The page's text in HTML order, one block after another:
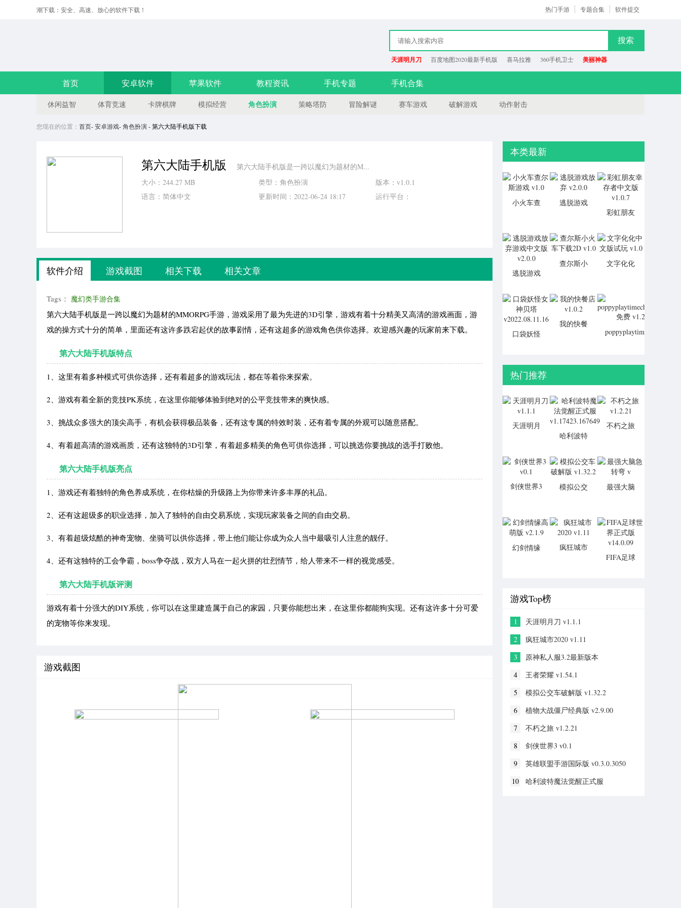
潮下载：安全、高速、放心的软件下载！ 软件提交
专题合集
热门手游
搜索
天涯明月刀 百度地图2020最新手机版 喜马拉雅 360手机卫士 美丽神器
首页 安卓软件 苹果软件 教程资讯 手机专题 手机合集
休闲益智 体育竞速 卡牌棋牌 模拟经营 角色扮演 策略塔防 冒险解谜 赛车游戏 破解游戏 动作射击
您现在的位置： 首页-安卓游戏-角色扮演- 第六大陆手机版下载
第六大陆手机版
第六大陆手机版是一跨以魔幻为题材的M...
大小：244.27 MB
类型：角色扮演
版本：v1.0.1
语言：简体中文
更新时间：2022-06-24 18:17 运行平台：
软件介绍 游戏截图 相关下载 相关文章
Tags： 魔幻类手游合集
第六大陆手机版是一跨以魔幻为题材的MMORPG手游，游戏采用了最为先进的3D引擎，游戏有着十分精美又高清的游戏画面，游
戏的操方式十分的简单，里面还有这许多跌宕起伏的故事剧情，还有这超多的游戏角色供你选择。欢迎感兴趣的玩家前来下载。
第六大陆手机版特点
1、这里有着多种模式可供你选择，还有着超多的游戏玩法，都在等着你来探索。
2、游戏有着全新的竞技PK系统，在这里你能够体验到绝对的公平竞技带来的爽快感。
3、挑战众多强大的顶尖高手，有机会获得极品装备，还有这专属的特效时装，还有着专属的外观可以随意搭配。
4、有着超高清的游戏画质，还有这独特的3D引擎，有着超多精美的角色可供你选择，可以挑选你要挑战的选手打败他。
第六大陆手机版亮点
1、游戏还有着独特的角色养成系统，在你枯燥的升级路上为你带来许多丰厚的礼品。
2、还有这超级多的职业选择，加入了独特的自由交易系统，实现玩家装备之间的自由交易。
3、有着超级炫酷的神奇宠物、坐骑可以供你选择，带上他们能让你成为众人当中最吸引人注意的靓仔。
4、还有这独特的工会争霸，boss争夺战，双方人马在一起火拼的壮烈情节，给人带来不一样的视觉感受。
第六大陆手机版评测
游戏有着十分强大的DIY系统，你可以在这里建造属于自己的家园，只要你能想出来，在这里你都能狗实现。还有这许多十分可爱
的宠物等你来发现。
游戏截图
本类最新
小火车查
逃脱游戏
彩虹朋友
文版
v1.0.7
逃脱游戏
中文版
v2.0.0
查尔斯小
文字化化
口袋妖怪
我的快餐
poppyplaytimechapter2
热门推荐
天涯明月
哈利波特
正式服
v1.17423.167649
不朽之旅
剑侠世界3
模拟公交
最强大脑
幻剑情缘
疯狂城市
FIFA足球
游戏Top榜
1
天涯明月刀 v1.1.1
2
疯狂城市2020 v1.11
3
原神私人服3.2最新版本
4
王者荣耀 v1.54.1
5
模拟公交车破解版 v1.32.2
6
植物大战僵尸经典版 v2.9.00
7
不朽之旅 v1.2.21
8
剑侠世界3 v0.1
9
英雄联盟手游国际版 v0.3.0.3050
10
哈利波特魔法觉醒正式服